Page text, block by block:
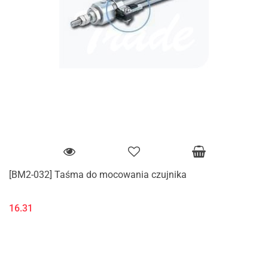
[BM2-032] Taśma do mocowania czujnika
16.31